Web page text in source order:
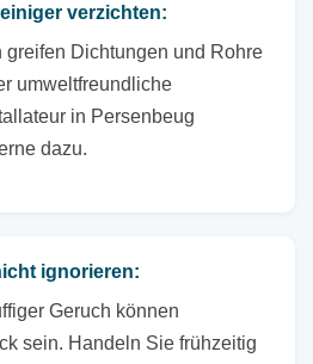
verzichten:
greifen Dichtungen und Rohre
umweltfreundliche
in Persenbeug
dazu.
ignorieren:
Geruch können
sein. Handeln Sie frühzeitig